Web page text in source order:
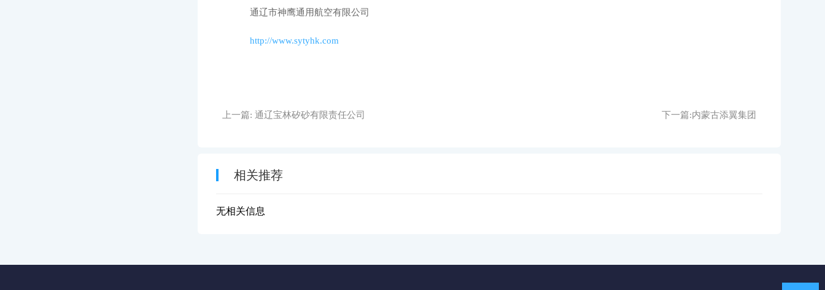
通辽市神鹰通用航空有限公司
http://www.sytyhk.com
上一篇: 通辽宝林矽砂有限责任公司 下一篇:内蒙古添翼集团
相关推荐
无相关信息